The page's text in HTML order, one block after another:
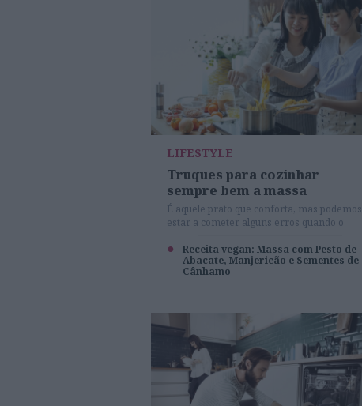
LIFESTYLE
Truques para cozinhar
sempre bem a massa
É aquele prato que conforta, mas podemos
estar a cometer alguns erros quando o
Receita vegan: Massa com Pesto de
Abacate, Manjericão e Sementes de
Cânhamo